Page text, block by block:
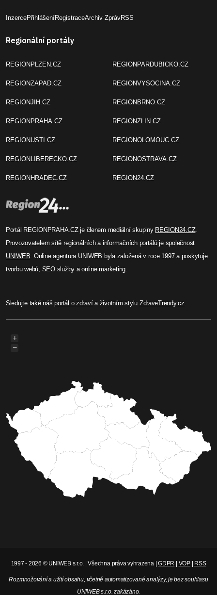
InzercePřihlášeníRegistraceArchiv ZprávRSS
Regionální portály
REGIONPLZEN.CZ
REGIONZAPAD.CZ
REGIONJIH.CZ
REGIONPRAHA.CZ
REGIONUSTI.CZ
REGIONLIBERECKO.CZ
REGIONHRADEC.CZ
REGIONPARDUBICKO.CZ
REGIONVYSOCINA.CZ
REGIONBRNO.CZ
REGIONZLIN.CZ
REGIONOLOMOUC.CZ
REGIONOSTRAVA.CZ
REGION24.CZ
Portál REGIONPRAHA.CZ je členem mediální skupiny REGION24.CZ.
Provozovatelem sítě regionálních a informačních portálů je společnost
UNIWEB . Online agentura UNIWEB byla založená v roce 1997 a poskytuje
tvorbu webů, SEO služby a online marketing.
Sledujte také nášportál o zdravía životním stylu ZdraveTrendy.cz
+
−
1997 - 2026 © UNIWEB s.r.o. | Všechna práva vyhrazena |GDPR | VOP| RSS
Rozmnožování a užití obsahu, včetně automatizované analýzy, je bez souhlasu
UNIWEB s.r.o. zakázáno.